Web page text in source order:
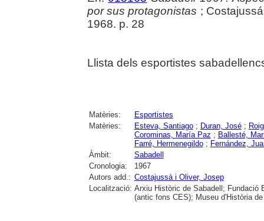
por sus protagonistas ;
1968. p. 28
Llista dels esportistes
Matèries:
Esportistes
Matèries:
Esteva, Santiago; Duran, José;
Corominas, María Paz ; Ballesté,
Farré, Hermenegildo; Fernández,
Àmbit:
Sabadell
Cronologia:
1967
Autors add.: Costajussà i Oliver, Josep
Localització: Arxiu Històric de Sabadell; Fundació
(antic fons CES); Museu d'Història